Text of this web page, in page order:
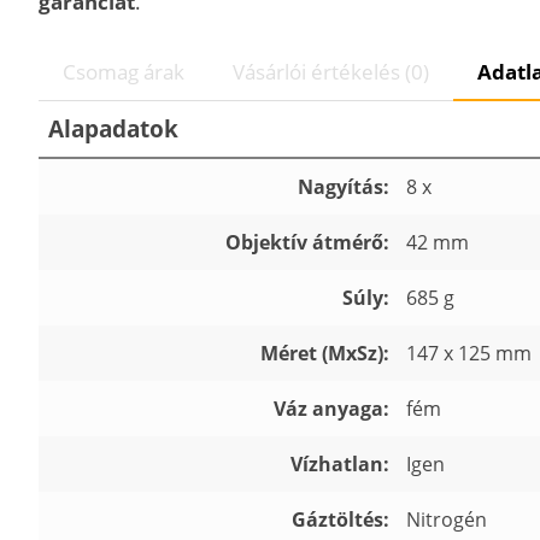
Csomag árak Vásárlói értékelés (0)
Alapadatok
Nagyítás: 8 x
Objektív átmérő: 42 mm
Súly: 685 g
Méret (MxSz): 147 x 125 mm
Váz anyaga: fém
Vízhatlan: Igen
Gáztöltés: Nitrogén